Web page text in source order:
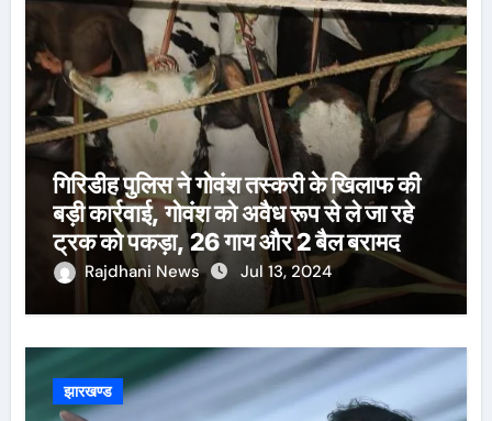
गिरिडीह पुलिस ने गोवंश तस्करी के खिलाफ की
बड़ी कार्रवाई, गोवंश को अवैध रूप से ले जा रहे
ट्रक को पकड़ा, 26 गाय और 2 बैल बरामद
Rajdhani News Jul 13, 2024
झारखण्ड